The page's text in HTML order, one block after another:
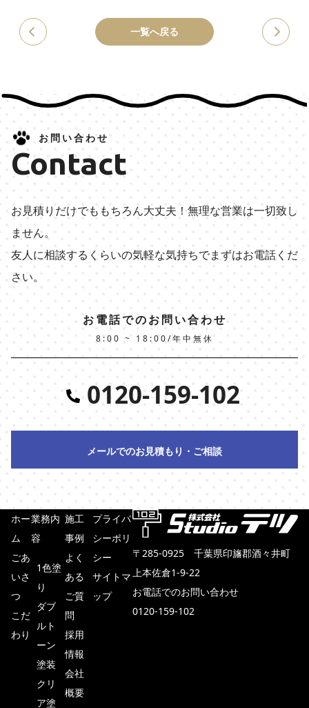
一覧へ戻る
お問い合わせ
Contact
お見積りだけでももちろん大丈夫！無理な営業は一切致し
ません。
友人に相談するくらいの気軽な気持ちでまずはお電話くだ
さい。
お電話でのお問い合わせ
8:00 ~ 18:00/年中無休
0120-159-102
メールでのお見積もり・ご相談
ホー
ム
ごあ
いさ
つ
こだ
わり
業務内
容
1色塗
り
ダブ
ルト
ーン
塗装
クリ
ア塗
施工
事例
よく
ある
ご質
問
採用
情報
会社
概要
プライバ
シーポリ
シー
サイトマ
ップ
〒285-0925 千葉県印旛郡酒々井町
上本佐倉1-9-22
お電話でのお問い合わせ
0120-159-102